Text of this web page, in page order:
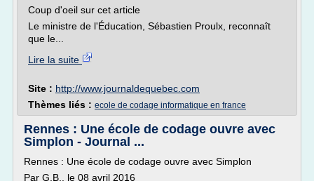
Coup d'oeil sur cet article
Le ministre de l'Éducation, Sébastien Proulx, reconnaît
que le...
Lire la suite
Site : http://www.journaldequebec.com
Thèmes liés : ecole de codage informatique en france
Rennes : Une école de codage ouvre avec
Simplon - Journal ...
Rennes : Une école de codage ouvre avec Simplon
Par G.B., le 08 avril 2016